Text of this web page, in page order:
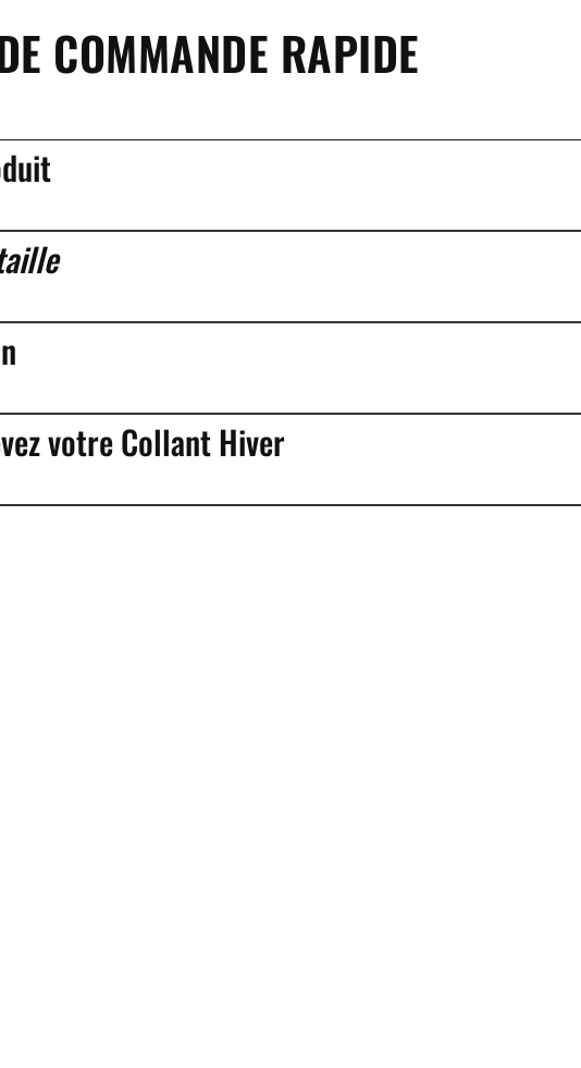
COMMANDE RAPIDE
votre Collant Hiver